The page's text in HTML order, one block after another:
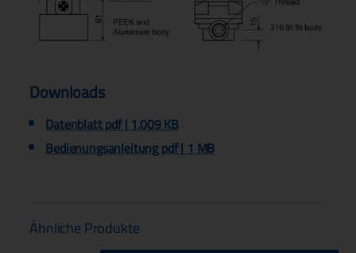
Downloads
Datenblattpdf | 1.009 KB
Bedienungsanleitungpdf | 1 MB
Ähnliche Produkte